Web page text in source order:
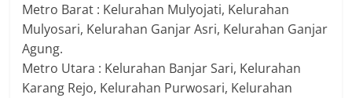
Metro Barat : Kelurahan Mulyojati, Kelurahan
Mulyosari, Kelurahan Ganjar Asri, Kelurahan Ganjar
Agung.
Metro Utara : Kelurahan Banjar Sari, Kelurahan
Karang Rejo, Kelurahan Purwosari, Kelurahan